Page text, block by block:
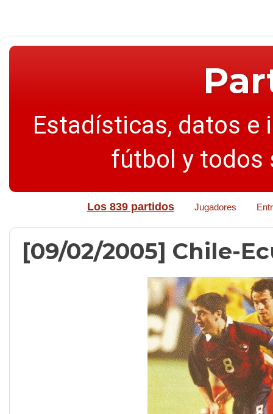
Estadísticas, datos e
fútbol y todos
Los 839 partidos Jugadores
[09/02/2005] Chile-